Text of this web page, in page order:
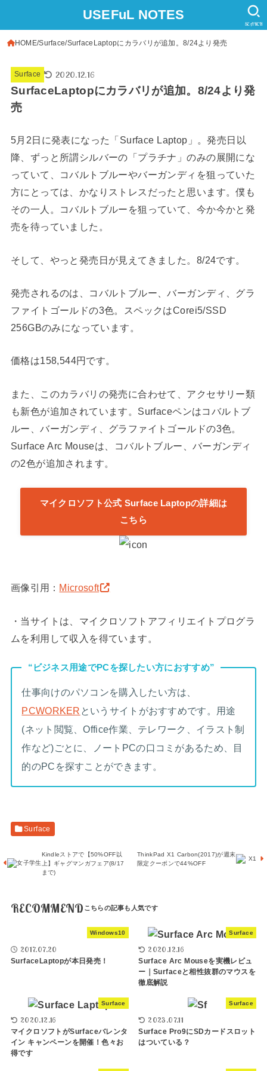
USEFuL NOTES
SEARCH
HOME Surface SurfaceLaptopにカラバリが追加。8/24より発売
Surface 2020.12.16
SurfaceLaptopにカラバリが追加。8/24より発
売
5月2日に発表になった「Surface Laptop」。発売日以
降、ずっと所謂シルバーの「プラチナ」のみの展開にな
っていて、コバルトブルーやバーガンディを狙っていた
方にとっては、かなりストレスだったと思います。僕も
その一人。コバルトブルーを狙っていて、今か今かと発
売を待っていました。
そして、やっと発売日が見えてきました。8/24です。
発売されるのは、コバルトブルー、バーガンディ、グラ
ファイトゴールドの3色。スペックはCorei5/SSD
256GBのみになっています。
価格は158,544円です。
また、このカラバリの発売に合わせて、アクセサリー類
も新色が追加されています。Surfaceペンはコバルトブ
ルー、バーガンディ、グラファイトゴールドの3色。
Surface Arc Mouseは、コバルトブルー、バーガンディ
の2色が追加されます。
マイクロソフト公式 Surface Laptopの詳細は
こちら
画像引用： Microsoft
・当サイトは、マイクロソフトアフィリエイトプログラ
ムを利用して収入を得ています。
“ビジネス用途でPCを探したい方におすすめ”
仕事向けのパソコンを購入したい方は、
PCWORKER というサイトがおすすめです。用途
(ネット閲覧、Office作業、テレワーク、イラスト制
作など)ごとに、ノートPCの口コミがあるため、目
的のPCを探すことができます。
Surface
Kindleストアで【50%OFF以
上】ギャグマンガフェア(8/17
まで)
ThinkPad X1 Carbon(2017)が週末
限定クーポンで44%OFF
RECOMMEND
Windows10
2017.07.20
SurfaceLaptopが本日発売！
Surface
2020.12.16
Surface Arc Mouseを実機レビュ
ー｜Surfaceと相性抜群のマウスを
徹底解説
Surface
2020.12.16
マイクロソフトがSurfaceバレンタ
イン キャンペーンを開催！色々お
得です
Surface
2023.07.11
Surface Pro9にSDカードスロット
はついている？